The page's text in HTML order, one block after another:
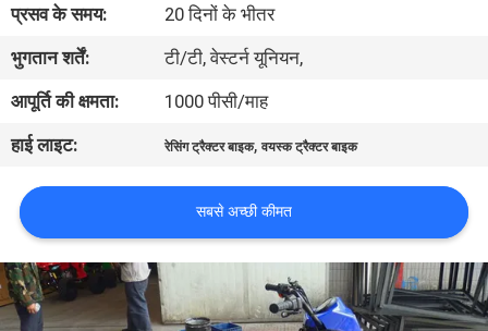
संपर्क
करें
एक
उद्धरण
की
विनती
करे
प्रसव के समय:
20 दिनों के भीतर
भुगतान शर्तें:
टी/टी, वेस्टर्न यूनियन,
आपूर्ति की क्षमता:
1000 पीसी/माह
हाई लाइट:
रेसिंग ट्रैक्टर बाइक,वयस्क ट्रैक्टर बाइक
सबसे अच्छी कीमत